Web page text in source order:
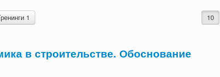
1 10
в строительстве. Обоснование